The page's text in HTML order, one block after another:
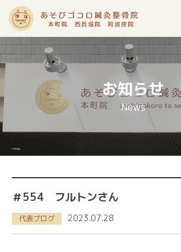
お知らせ
News
＃554 フルトンさん
代表ブログ 2023.07.28